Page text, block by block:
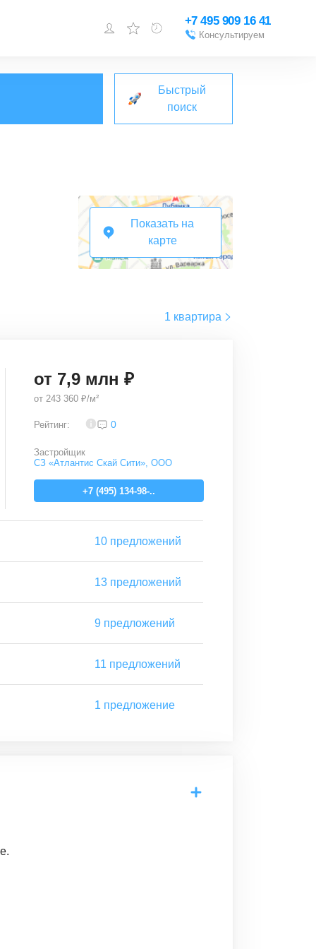
зарегистрироваться
Добавить объект
+7 495 909 16 41
Консультируем
Быстрый
поиск
Показать на
карте
1 квартира
от 7,9 млн ₽
от 243 360 ₽/м²
Рейтинг: 0
Застройщик
СЗ «Атлантис Скай Сити», ООО
+7 (495) 134-98-..
10 предложений
13 предложений
9 предложений
11 предложений
1 предложение